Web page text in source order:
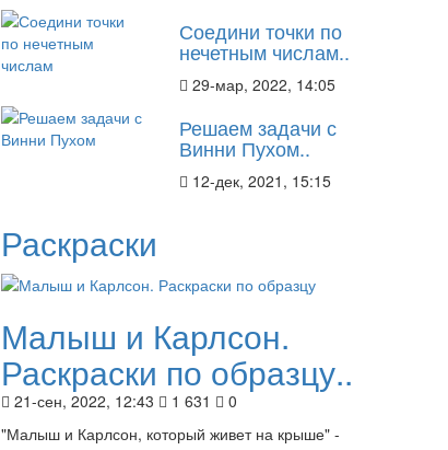
Соедини точки по
нечетным числам..
29-мар, 2022, 14:05
Решаем задачи с
Винни Пухом..
12-дек, 2021, 15:15
Раскраски
Малыш и Карлсон.
Раскраски по образцу..
21-сен, 2022, 12:43 1 631
0
"Малыш и Карлсон, который живет на крыше" -